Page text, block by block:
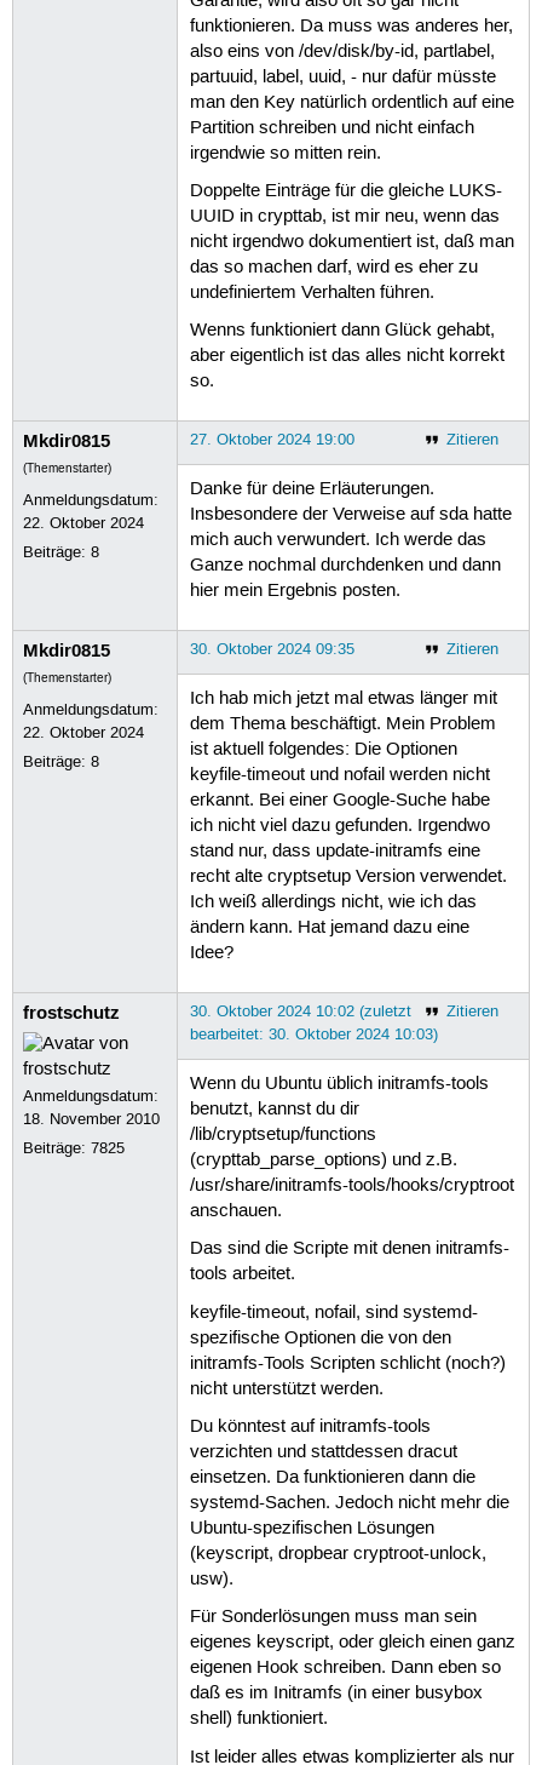
funktionieren. Da muss was anderes her,
also eins von /dev/disk/by-id, partlabel,
partuuid, label, uuid, - nur dafür müsste
man den Key natürlich ordentlich auf eine
Partition schreiben und nicht einfach
irgendwie so mitten rein.
Doppelte Einträge für die gleiche LUKS-
UUID in crypttab, ist mir neu, wenn das
nicht irgendwo dokumentiert ist, daß man
das so machen darf, wird es eher zu
undefiniertem Verhalten führen.
Wenns funktioniert dann Glück gehabt,
aber eigentlich ist das alles nicht korrekt
so.
Mkdir0815
(Themenstarter)
Anmeldungsdatum:
22. Oktober 2024
Beiträge:8
Zitieren
27. Oktober 2024 19:00
Danke für deine Erläuterungen.
Insbesondere der Verweise auf sda hatte
mich auch verwundert. Ich werde das
Ganze nochmal durchdenken und dann
hier mein Ergebnis posten.
Mkdir0815
(Themenstarter)
Anmeldungsdatum:
22. Oktober 2024
Beiträge:8
Zitieren
30. Oktober 2024 09:35
Ich hab mich jetzt mal etwas länger mit
dem Thema beschäftigt. Mein Problem
ist aktuell folgendes: Die Optionen
keyfile-timeout und nofail werden nicht
erkannt. Bei einer Google-Suche habe
ich nicht viel dazu gefunden. Irgendwo
stand nur, dass update-initramfs eine
recht alte cryptsetup Version verwendet.
Ich weiß allerdings nicht, wie ich das
ändern kann. Hat jemand dazu eine
Idee?
frostschutz
Anmeldungsdatum:
18. November 2010
Beiträge:7825
Zitieren
30. Oktober 2024 10:02 (zuletzt
bearbeitet: 30. Oktober 2024 10:03)
Wenn du Ubuntu üblich initramfs-tools
benutzt, kannst du dir
/lib/cryptsetup/functions
(crypttab_parse_options) und z.B.
/usr/share/initramfs-tools/hooks/cryptroot
anschauen.
Das sind die Scripte mit denen initramfs-
tools arbeitet.
keyfile-timeout, nofail, sind systemd-
spezifische Optionen die von den
initramfs-Tools Scripten schlicht (noch?)
nicht unterstützt werden.
Du könntest auf initramfs-tools
verzichten und stattdessen dracut
einsetzen. Da funktionieren dann die
systemd-Sachen. Jedoch nicht mehr die
Ubuntu-spezifischen Lösungen
(keyscript, dropbear cryptroot-unlock,
usw).
Für Sonderlösungen muss man sein
eigenes keyscript, oder gleich einen ganz
eigenen Hook schreiben. Dann eben so
daß es im Initramfs (in einer busybox
shell) funktioniert.
Ist leider alles etwas komplizierter als nur